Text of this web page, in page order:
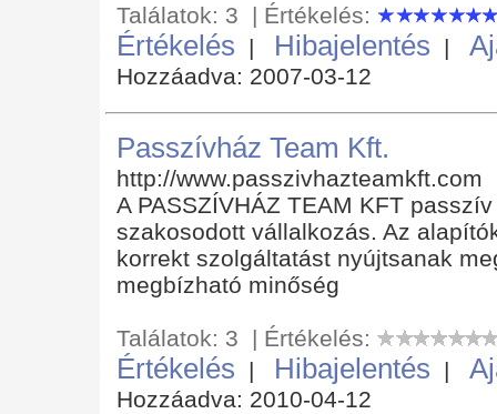
Találatok: 3 | Értékelés:
Értékelés | Hibajelentés |
Hozzáadva: 2007-03-12
Passzívház Team Kft.
http://www.passzivhazteamkft.com
A PASSZÍVHÁZ TEAM KFT
szakosodott vállalkozás. Az
korrekt szolgáltatást nyújtsanak
megbízható minőség
Találatok: 3 | Értékelés:
Értékelés | Hibajelentés |
Hozzáadva: 2010-04-12